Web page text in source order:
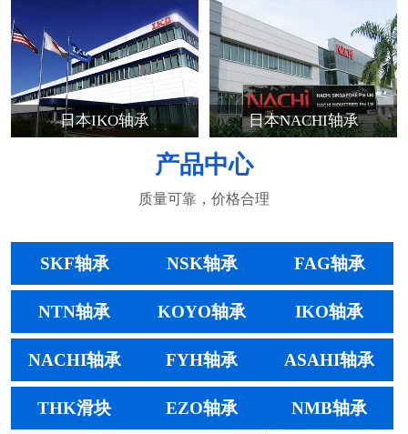
日本IKO轴承 日本NACHI轴承
产品中心
质量可靠，价格合理
SKF轴承 NSK轴承 FAG轴承
NTN轴承 KOYO轴承 IKO轴承
NACHI轴承 FYH轴承 ASAHI轴承
THK滑块 EZO轴承 NMB轴承